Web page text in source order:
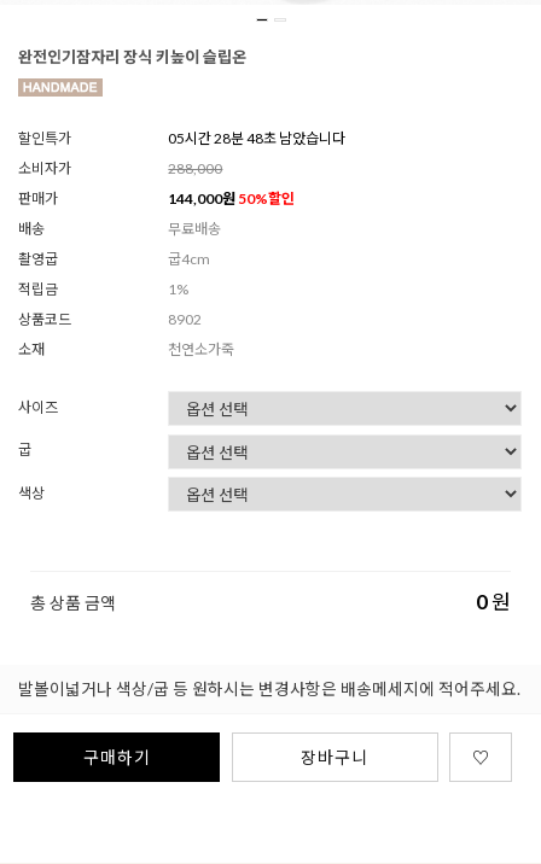
완전인기잠자리 장식 키높이 슬립온
할인특가
05시간 28분 47초 남았습니다
소비자가
288,000
판매가
144,000원 50%할인
배송
무료배송
촬영굽
굽4cm
적립금
1%
상품코드
8902
소재
천연소가죽
사이즈
굽
색상
총 상품 금액 0원
발볼이넓거나 색상/굽 등 원하시는 변경사항은 배송메세지에 적어주세요.
구매하기 장바구니 ♡